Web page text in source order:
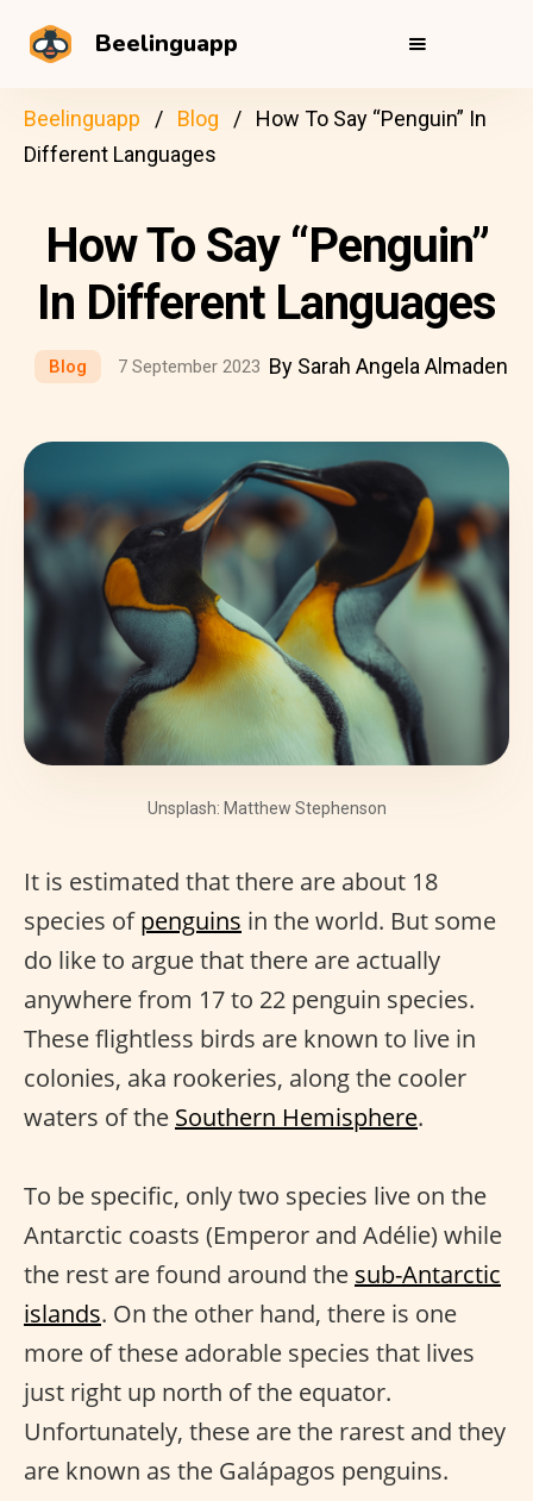
Beelinguapp
Beelinguapp Blog
How To Say “Penguin” In
Different Languages
How To Say “Penguin”
In Different Languages
Blog 7 September 2023 By Sarah Angela Almaden
Unsplash: Matthew Stephenson
It is estimated that there are about 18
species ofpenguins in the world. But some
do like to argue that there are actually
anywhere from 17 to 22 penguin species.
These flightless birds are known to live in
colonies, aka rookeries, along the cooler
waters of the Southern Hemisphere.
To be specific, only two species live on the
Antarctic coasts (Emperor and Adélie) while
the rest are found around the sub-Antarctic
islands. On the other hand, there is one
more of these adorable species that lives
just right up north of the equator.
Unfortunately, these are the rarest and they
are known as the Galápagos penguins.